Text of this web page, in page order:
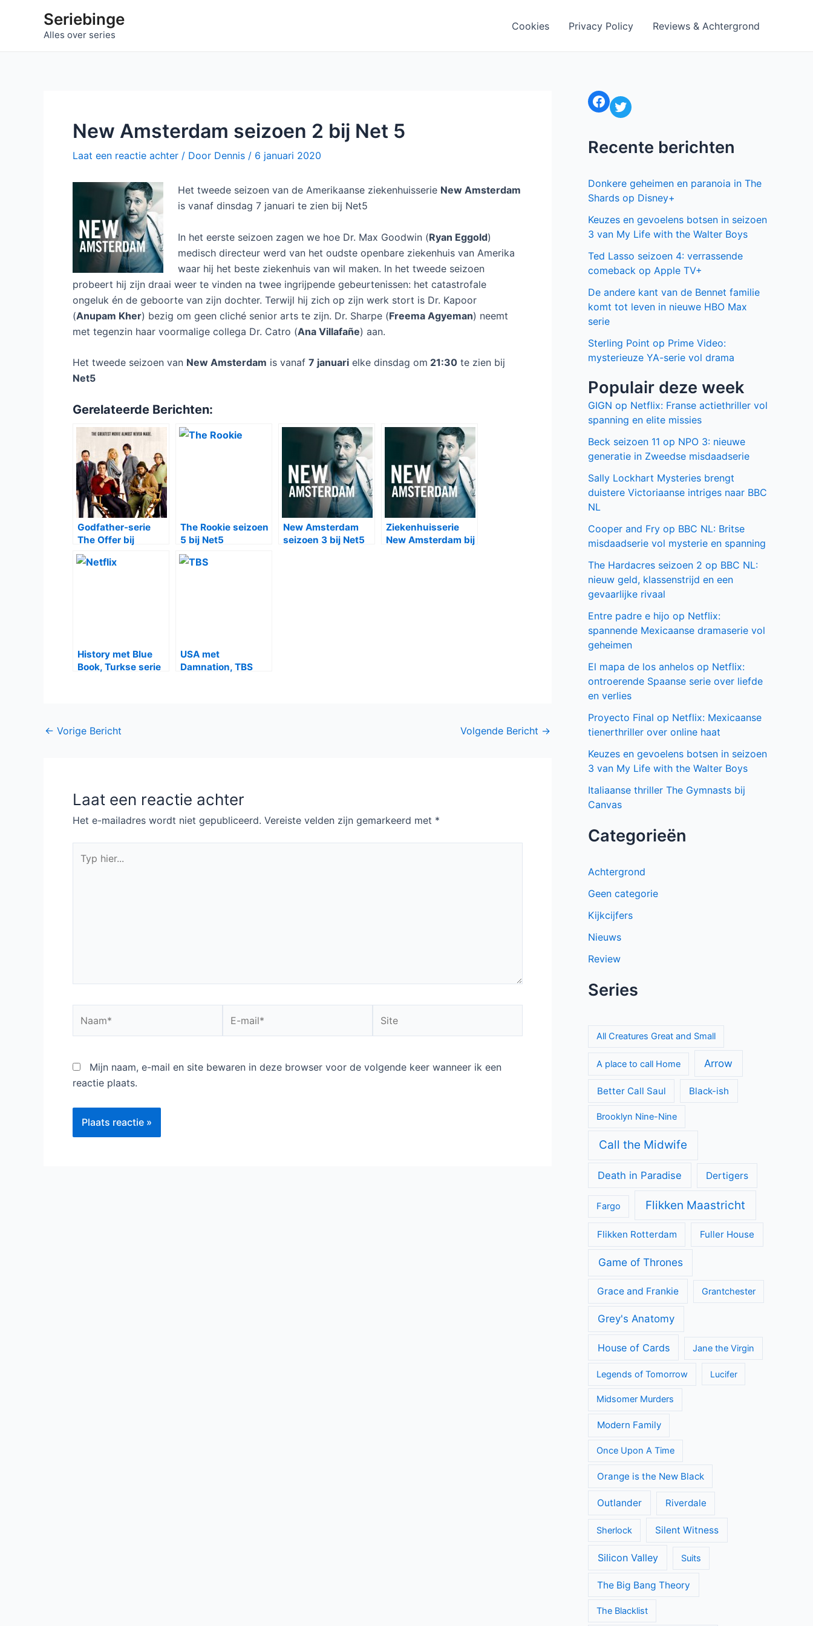
Seriebinge
Alles over series
Cookies Privacy Policy Reviews & Achtergrond
New Amsterdam seizoen 2 bij Net 5
Laat een reactie achter / Door Dennis / 6 januari 2020
Het tweede seizoen van de Amerikaanse ziekenhuisserie New Amsterdam
is vanaf dinsdag 7 januari te zien bij Net5
In het eerste seizoen zagen we hoe Dr. Max Goodwin (Ryan Eggold)
medisch directeur werd van het oudste openbare ziekenhuis van Amerika
waar hij het beste ziekenhuis van wil maken. In het tweede seizoen
probeert hij zijn draai weer te vinden na twee ingrijpende gebeurtenissen: het catastrofale
ongeluk én de geboorte van zijn dochter. Terwijl hij zich op zijn werk stort is Dr. Kapoor
(Anupam Kher) bezig om geen cliché senior arts te zijn. Dr. Sharpe (Freema Agyeman) neemt
met tegenzin haar voormalige collega Dr. Catro (Ana Villafañe) aan.
Het tweede seizoen van New Amsterdam is vanaf 7 januari elke dinsdag om 21:30 te zien bij
Net5
Gerelateerde Berichten:
Godfather-serie
The Offer bij
Canvas
The Rookie seizoen
5 bij Net5
New Amsterdam
seizoen 3 bij Net5
Ziekenhuisserie
New Amsterdam bij
History met Blue
Book, Turkse serie
USA met
Damnation, TBS
Bericht
← Vorige Bericht Volgende Bericht →
Laat een reactie achter
Het e-mailadres wordt niet gepubliceerd. Vereiste velden zijn gemarkeerd met *
hier...
mail*
Mijn naam, e-mail en site bewaren in deze browser voor de volgende keer wanneer ik een
reactie plaats.
Facebook Twitter
Recente berichten
Donkere geheimen en paranoia in The
Shards op Disney+
Keuzes en gevoelens botsen in seizoen
3 van My Life with the Walter Boys
Ted Lasso seizoen 4: verrassende
comeback op Apple TV+
De andere kant van de Bennet familie
komt tot leven in nieuwe HBO Max
serie
Sterling Point op Prime Video:
mysterieuze YA-serie vol drama
Populair deze week
GIGN op Netflix: Franse actiethriller vol
spanning en elite missies
Beck seizoen 11 op NPO 3: nieuwe
generatie in Zweedse misdaadserie
Sally Lockhart Mysteries brengt
duistere Victoriaanse intriges naar BBC
NL
Cooper and Fry op BBC NL: Britse
misdaadserie vol mysterie en spanning
The Hardacres seizoen 2 op BBC NL:
nieuw geld, klassenstrijd en een
gevaarlijke rivaal
Entre padre e hijo op Netflix:
spannende Mexicaanse dramaserie vol
geheimen
El mapa de los anhelos op Netflix:
ontroerende Spaanse serie over liefde
en verlies
Proyecto Final op Netflix: Mexicaanse
tienerthriller over online haat
Keuzes en gevoelens botsen in seizoen
3 van My Life with the Walter Boys
Italiaanse thriller The Gymnasts bij
Canvas
Categorieën
Achtergrond
Geen categorie
Kijkcijfers
Nieuws
Review
Series
All Creatures Great and Small
A place to call Home Arrow
Better Call Saul Black-ish
Brooklyn Nine-Nine
Call the Midwife
Death in Paradise Dertigers
Fargo Flikken Maastricht
Flikken Rotterdam Fuller House
Game of Thrones
Grace and Frankie Grantchester
Grey's Anatomy
House of Cards Jane the Virgin
Legends of Tomorrow Lucifer
Midsomer Murders
Modern Family
Once Upon A Time
Orange is the New Black
Outlander Riverdale
Sherlock Silent Witness
Silicon Valley Suits
The Big Bang Theory
The Blacklist